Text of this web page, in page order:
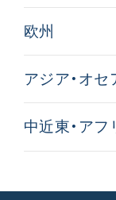
欧州
アジア・オセ
中近東・アフ